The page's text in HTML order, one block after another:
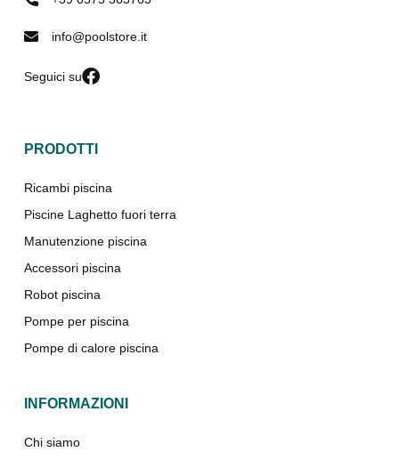
info@poolstore.it
Seguici su
PRODOTTI
Ricambi piscina
Piscine Laghetto fuori terra
Manutenzione piscina
Accessori piscina
Robot piscina
Pompe per piscina
Pompe di calore piscina
INFORMAZIONI
Chi siamo